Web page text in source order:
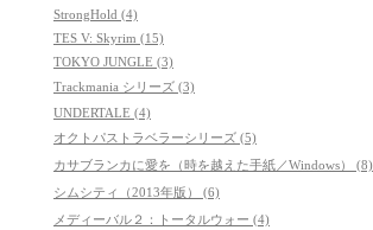
StrongHold (4)
TES V: Skyrim (15)
TOKYO JUNGLE (3)
Trackmania シリーズ (3)
UNDERTALE (4)
オクトパストラベラーシリーズ (5)
カサブランカに愛を（時を越えた手紙／Windows） (8)
シムシティ（2013年版） (6)
メディーバル２：トータルウォー (4)